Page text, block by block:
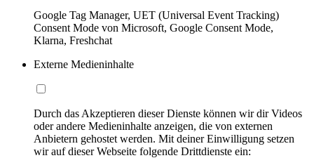
Google Tag Manager, UET (Universal Event Tracking)
Consent Mode von Microsoft, Google Consent Mode,
Klarna, Freshchat
Externe Medieninhalte
Durch das Akzeptieren dieser Dienste können wir dir Videos
oder andere Medieninhalte anzeigen, die von externen
Anbietern gehostet werden. Mit deiner Einwilligung setzen
wir auf dieser Webseite folgende Drittdienste ein: